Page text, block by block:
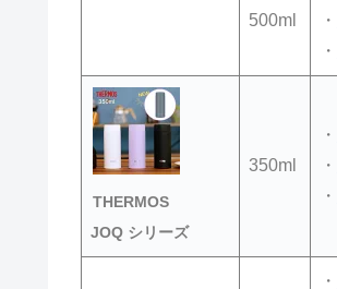
500ml
・
・
THERMOS
JOQ シリーズ
350ml
・
・
・
・